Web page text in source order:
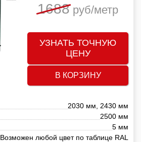
1688руб/метр
УЗНАТЬ ТОЧНУЮ
ЦЕНУ
В КОРЗИНУ
2030 мм, 2430 мм
2500 мм
5 мм
Возможен любой цвет по таблице RAL